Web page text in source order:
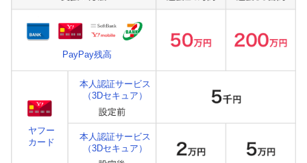
PayPay残高
ヤフー
カード
本人認証サービス
（3Dセキュア）
本人認証サービス
（3Dセキュア）